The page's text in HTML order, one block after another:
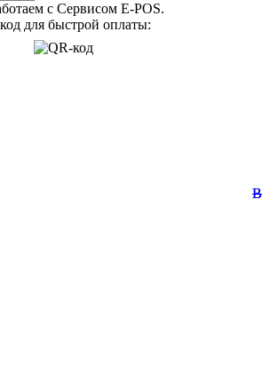
с Сервисом E-POS.
для быстрой оплаты: